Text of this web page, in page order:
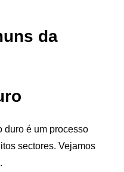
da
duro é um processo
sectores. Vejamos